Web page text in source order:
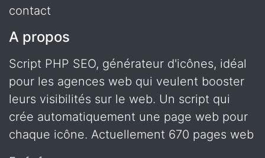
contact
A propos
Script PHP SEO, générateur d'icônes, idéal
pour les agences web qui veulent booster
leurs visibilités sur le web. Un script qui
crée automatiquement une page web pour
chaque icône. Actuellement 670 pages web